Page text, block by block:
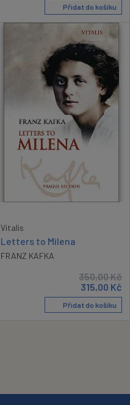
Přidat do košíku
Vitalis
Letters to Milena
FRANZ KAFKA
350,00Kč
315,00 Kč
Přidat do košíku